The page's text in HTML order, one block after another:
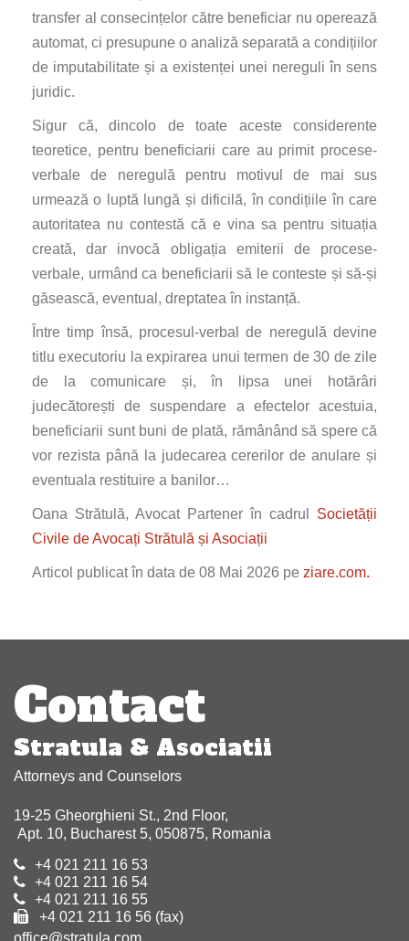
transfer al consecințelor către beneficiar nu operează
automat, ci presupune o analiză separată a condițiilor
de imputabilitate și a existenței unei nereguli în sens
juridic.
Sigur că, dincolo de toate aceste considerente
teoretice, pentru beneficiarii care au primit procese-
verbale de neregulă pentru motivul de mai sus
urmează o luptă lungă și dificilă, în condițiile în care
autoritatea nu contestă că e vina sa pentru situația
creată, dar invocă obligația emiterii de procese-
verbale, urmând ca beneficiarii să le conteste și să-și
găsească, eventual, dreptatea în instanță.
Între timp însă, procesul-verbal de neregulă devine
titlu executoriu la expirarea unui termen de 30 de zile
de la comunicare și, în lipsa unei hotărâri
judecătorești de suspendare a efectelor acestuia,
beneficiarii sunt buni de plată, rămânând să spere că
vor rezista până la judecarea cererilor de anulare și
eventuala restituire a banilor…
Oana Strătulă, Avocat Partener în cadrul Societății
Civile de Avocați Strătulă și Asociații
Articol publicat în data de 08 Mai 2026 pe ziare.com.
Post
navigation
Contact
Stratula & Asociatii
Attorneys and Counselors
19-25 Gheorghieni St., 2nd Floor,
Apt. 10, Bucharest 5, 050875, Romania
+4 021 211 16 53
+4 021 211 16 54
+4 021 211 16 55
+4 021 211 16 56 (fax)
office@stratula.com